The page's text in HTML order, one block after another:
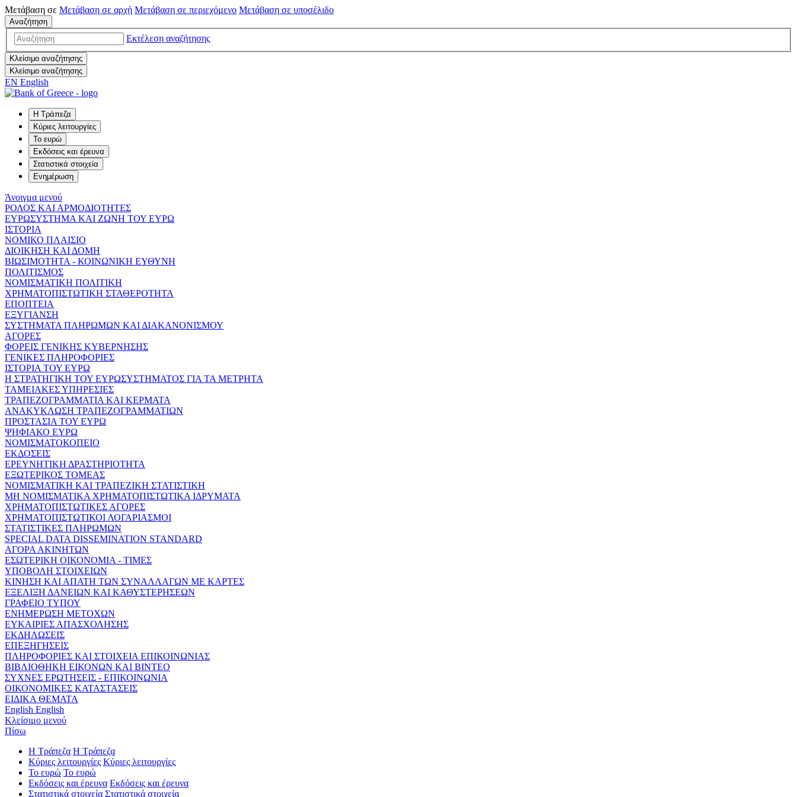
Μετάβαση σε Μετάβαση σε αρχή Μετάβαση σε περιεχόμενο Μετάβαση σε υποσέλιδο
Αναζήτηση
Εκτέλεση αναζήτησης
Κλείσιμο αναζήτησης
Κλείσιμο αναζήτησης
EN English
Η Τράπεζα
Κύριες λειτουργίες
Το ευρώ
Εκδόσεις και έρευνα
Στατιστικά στοιχεία
Ενημέρωση
Άνοιγμα μενού
ΡΟΛΟΣ ΚΑΙ ΑΡΜΟΔΙΟΤΗΤΕΣ
ΕΥΡΩΣΥΣΤΗΜΑ ΚΑΙ ΖΩΝΗ ΤΟΥ ΕΥΡΩ
ΙΣΤΟΡΙΑ
ΝΟΜΙΚΟ ΠΛΑΙΣΙΟ
ΔΙΟΙΚΗΣΗ ΚΑΙ ΔΟΜΗ
ΒΙΩΣΙΜΟΤΗΤΑ - ΚΟΙΝΩΝΙΚΗ ΕΥΘΥΝΗ
ΠΟΛΙΤΙΣΜΟΣ
ΝΟΜΙΣΜΑΤΙΚΗ ΠΟΛΙΤΙΚΗ
ΧΡΗΜΑΤΟΠΙΣΤΩΤΙΚΗ ΣΤΑΘΕΡΟΤΗΤΑ
ΕΠΟΠΤΕΙΑ
ΕΞΥΓΙΑΝΣΗ
ΣΥΣΤΗΜΑΤΑ ΠΛΗΡΩΜΩΝ ΚΑΙ ΔΙΑΚΑΝΟΝΙΣΜΟΥ
ΑΓΟΡΕΣ
ΦΟΡΕΙΣ ΓΕΝΙΚΗΣ ΚΥΒΕΡΝΗΣΗΣ
ΓΕΝΙΚΕΣ ΠΛΗΡΟΦΟΡΙΕΣ
ΙΣΤΟΡΙΑ ΤΟΥ ΕΥΡΩ
Η ΣΤΡΑΤΗΓΙΚΗ ΤΟΥ ΕΥΡΩΣΥΣΤΗΜΑΤΟΣ ΓΙΑ ΤΑ ΜΕΤΡΗΤΑ
ΤΑΜΕΙΑΚΕΣ ΥΠΗΡΕΣΙΕΣ
ΤΡΑΠΕΖΟΓΡΑΜΜΑΤΙΑ ΚΑΙ ΚΕΡΜΑΤΑ
ΑΝΑΚΥΚΛΩΣΗ ΤΡΑΠΕΖΟΓΡΑΜΜΑΤΙΩΝ
ΠΡΟΣΤΑΣΙΑ ΤΟΥ ΕΥΡΩ
ΨΗΦΙΑΚΟ ΕΥΡΩ
ΝΟΜΙΣΜΑΤΟΚΟΠΕΙΟ
ΕΚΔΟΣΕΙΣ
ΕΡΕΥΝΗΤΙΚΗ ΔΡΑΣΤΗΡΙΟΤΗΤΑ
ΕΞΩΤΕΡΙΚΟΣ ΤΟΜΕΑΣ
ΝΟΜΙΣΜΑΤΙΚΗ ΚΑΙ ΤΡΑΠΕΖΙΚΗ ΣΤΑΤΙΣΤΙΚΗ
ΜΗ ΝΟΜΙΣΜΑΤΙΚΑ ΧΡΗΜΑΤΟΠΙΣΤΩΤΙΚΑ ΙΔΡΥΜΑΤΑ
ΧΡΗΜΑΤΟΠΙΣΤΩΤΙΚΕΣ ΑΓΟΡΕΣ
ΧΡΗΜΑΤΟΠΙΣΤΩΤΙΚΟΙ ΛΟΓΑΡΙΑΣΜΟΙ
ΣΤΑΤΙΣΤΙΚΕΣ ΠΛΗΡΩΜΩΝ
SPECIAL DATA DISSEMINATION STANDARD
ΑΓΟΡΑ ΑΚΙΝΗΤΩΝ
ΕΣΩΤΕΡΙΚΗ ΟΙΚΟΝΟΜΙΑ - ΤΙΜΕΣ
ΥΠΟΒΟΛΗ ΣΤΟΙΧΕΙΩΝ
ΚΙΝΗΣΗ ΚΑΙ ΑΠΑΤΗ ΤΩΝ ΣΥΝΑΛΛΑΓΩΝ ΜΕ ΚΑΡΤΕΣ
ΕΞΕΛΙΞΗ ΔΑΝΕΙΩΝ ΚΑΙ ΚΑΘΥΣΤΕΡΗΣΕΩΝ
ΓΡΑΦΕΙΟ ΤΥΠΟΥ
ΕΝΗΜΕΡΩΣΗ ΜΕΤΟΧΩΝ
ΕΥΚΑΙΡΙΕΣ ΑΠΑΣΧΟΛΗΣΗΣ
ΕΚΔΗΛΩΣΕΙΣ
ΕΠΕΞΗΓΗΣΕΙΣ
ΠΛΗΡΟΦΟΡΙΕΣ ΚΑΙ ΣΤΟΙΧΕΙΑ ΕΠΙΚΟΙΝΩΝΙΑΣ
ΒΙΒΛΙΟΘΗΚΗ ΕΙΚΟΝΩΝ ΚΑΙ ΒΙΝΤΕΟ
ΣΥΧΝΕΣ ΕΡΩΤΗΣΕΙΣ - ΕΠΙΚΟΙΝΩΝΙΑ
ΟΙΚΟΝΟΜΙΚΕΣ ΚΑΤΑΣΤΑΣΕΙΣ
ΕΙΔΙΚΑ ΘΕΜΑΤΑ
English English
Κλείσιμο μενού
Πίσω
Η Τράπεζα Η Τράπεζα
Κύριες λειτουργίες Κύριες λειτουργίες
Το ευρώ Το ευρώ
Εκδόσεις και έρευνα Εκδόσεις και έρευνα
Στατιστικά στοιχεία Στατιστικά στοιχεία